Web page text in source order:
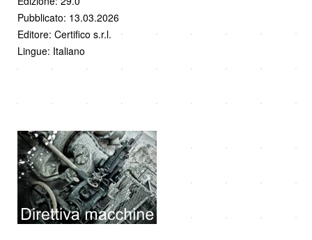
Pubblicato: 13.03.2026
Editore: Certifico s.r.l.
Lingue: Italiano